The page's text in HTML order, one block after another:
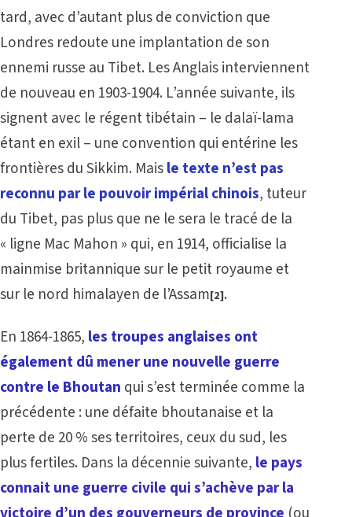
tard, avec d’autant plus de conviction que
Londres redoute une implantation de son
ennemi russe au Tibet. Les Anglais interviennent
de nouveau en 1903-1904. L’année suivante, ils
signent avec le régent tibétain – le dalaï-lama
étant en exil – une convention qui entérine les
frontières du Sikkim. Maisle texte n’est pas
reconnu par le pouvoir impérial chinois, tuteur
du Tibet, pas plus que ne le sera le tracé de la
« ligne Mac Mahon » qui, en 1914, officialise la
mainmise britannique sur le petit royaume et
sur le nord himalayen de l’Assam[2].
En 1864-1865, les troupes anglaises ont
également dû mener une nouvelle guerre
contre le Bhoutan qui s’est terminée comme la
précédente : une défaite bhoutanaise et la
perte de 20 % ses territoires, ceux du sud, les
plus fertiles. Dans la décennie suivante, le pays
connait une guerre civile qui s’achève par la